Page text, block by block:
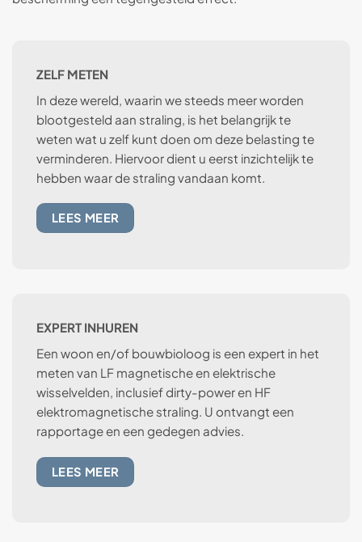
ZELF METEN
In deze wereld, waarin we steeds meer worden
blootgesteld aan straling, is het belangrijk te
weten wat u zelf kunt doen om deze belasting te
verminderen. Hiervoor dient u eerst inzichtelijk te
hebben waar de straling vandaan komt.
LEES MEER
EXPERT INHUREN
Een woon en/of bouwbioloog is een expert in het
meten van LF magnetische en elektrische
wisselvelden, inclusief dirty-power en HF
elektromagnetische straling. U ontvangt een
rapportage en een gedegen advies.
LEES MEER